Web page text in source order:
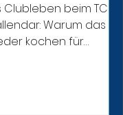
beim TC
Warum das
kochen für